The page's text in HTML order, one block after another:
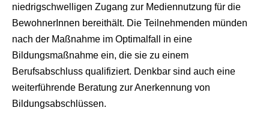
niedrigschwelligen Zugang zur Mediennutzung für die
BewohnerInnen bereithält. Die Teilnehmenden münden
nach der Maßnahme im Optimalfall in eine
Bildungsmaßnahme ein, die sie zu einem
Berufsabschluss qualifiziert. Denkbar sind auch eine
weiterführende Beratung zur Anerkennung von
Bildungsabschlüssen.